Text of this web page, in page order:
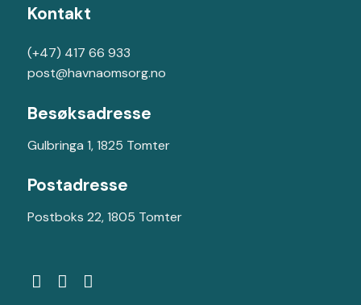
Kontakt
(+47) 417 66 933
post@havnaomsorg.no
Besøksadresse
Gulbringa 1, 1825 Tomter
Postadresse
Postboks 22, 1805 Tomter